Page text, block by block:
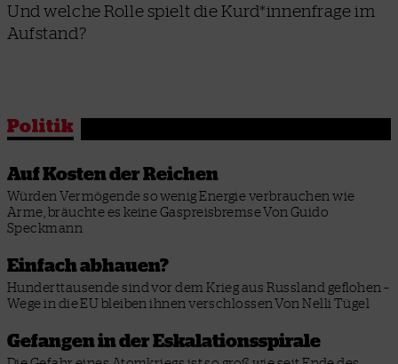
Und welche Rolle spielt die Kurd*innenfrage im
Aufstand?
Politik
Auf Kosten der Reichen
Würden Vermögende so wenig Energie verbrauchen wie
Arme, bräuchte es keine GaspreisbremseVon Guido
Speckmann
Einfach abhauen?
Hunderttausende sind vor dem Krieg aus Russland geflohen –
Wege in die EU bleiben ihnen verschlossen Von Nelli Tügel
Gefangen in der Eskalationsspirale